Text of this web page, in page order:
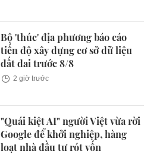
Bộ 'thúc' địa phương báo cáo
tiến độ xây dựng cơ sở dữ liệu
đất đai trước 8/8
2 giờ trước
"Quái kiệt AI" người Việt vừa rời
Google để khởi nghiệp, hàng
loạt nhà đầu tư rót vốn